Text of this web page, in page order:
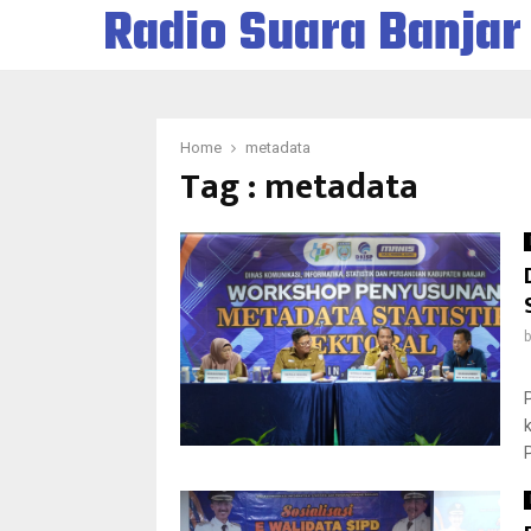
Radio Suara Banjar
Home metadata
Tag : metadata